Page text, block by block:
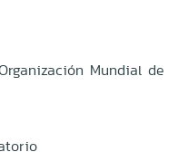
Mundial de